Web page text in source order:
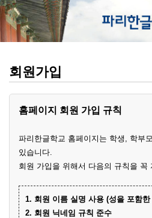
회원가입
홈페이지 회원 가입 규칙
파리한글학교 홈페이지는 학생, 학부
있습니다.
회원 가입을 위해서 다음의 규칙을 꼭
1. 회원 이름 실명 사용 (성을 포함
2. 회원 닉네임 규칙 준수